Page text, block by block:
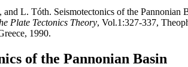
and L. Tóth. Seismotectonics of the Pannonian
Plate Tectonics Theory, Vol.1:327-337,
1990.
of the Pannonian Basin